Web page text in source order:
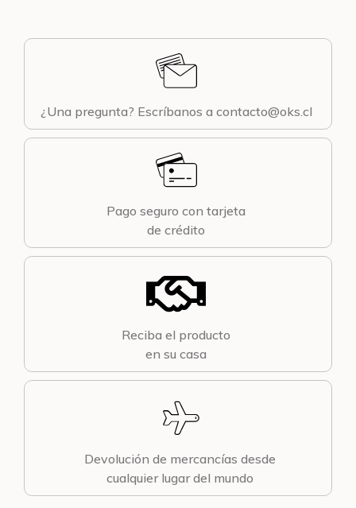
¿Una pregunta? Escríbanos a contacto@oks.cl
Pago seguro con tarjeta
de crédito
Reciba el producto
en su casa
Devolución de mercancías desde
cualquier lugar del mundo